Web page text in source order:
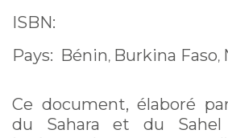
ISBN:
Pays: Bénin, Burkina Faso,
Ce document, élaboré
du Sahara et du Sahel